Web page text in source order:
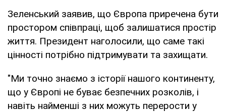
Зеленський заявив, що Європа приречена бути
простором співпраці, щоб залишатися простір
життя. Президент наголосили, що саме такі
цінності потрібно підтримувати та захищати.
"Ми точно знаємо з історії нашого континенту,
що у Європі не буває безпечних розколів, і
навіть найменші з них можуть перерости у